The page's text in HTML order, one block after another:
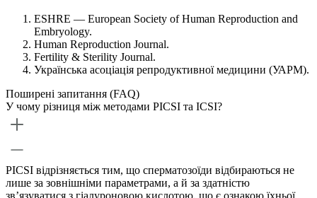
ESHRE — European Society of Human Reproduction and
Embryology.
Human Reproduction Journal.
Fertility & Sterility Journal.
Українська асоціація репродуктивної медицини (УАРМ).
Поширені запитання (FAQ)
У чому різниця між методами PICSI та ICSI?
PICSI відрізняється тим, що сперматозоїди відбираються не
лише за зовнішніми параметрами, а й за здатністю
зв’язуватися з гіалуроновою кислотою, що є ознакою їхньої